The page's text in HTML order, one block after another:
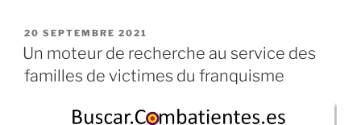
rendu
à
Joseph
PUBLIÉ
LE
20 SEPTEMBRE 2021
Un moteur de recherche au service des
familles de victimes du franquisme